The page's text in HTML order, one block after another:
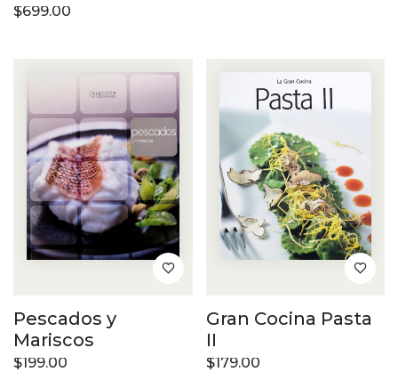
$699.00
Pescados y
Mariscos
$199.00
Gran Cocina Pasta
II
$179.00